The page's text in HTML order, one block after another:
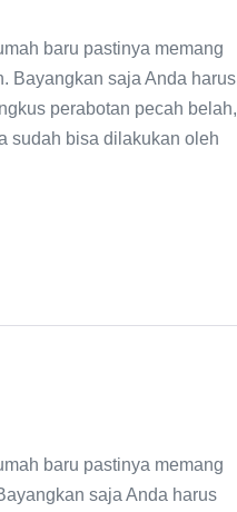
baru pastinya memang
Bayangkan saja Anda harus
perabotan pecah belah,
sudah bisa dilakukan oleh
baru pastinya memang
saja Anda harus